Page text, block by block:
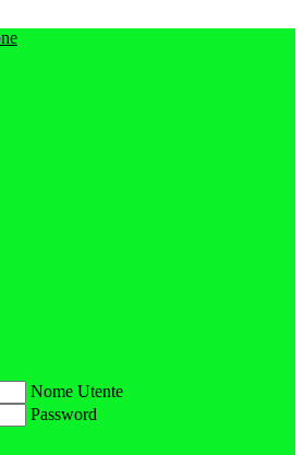
Nome Utente
Password